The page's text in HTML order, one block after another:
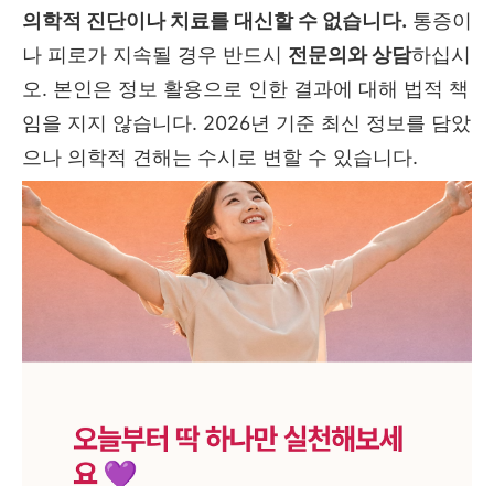
의학적 진단이나 치료를 대신할 수 없습니다. 통증이
나 피로가 지속될 경우 반드시 전문의와 상담하십시
오. 본인은 정보 활용으로 인한 결과에 대해 법적 책
임을 지지 않습니다. 2026년 기준 최신 정보를 담았
으나 의학적 견해는 수시로 변할 수 있습니다.